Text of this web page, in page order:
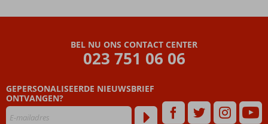
BEL NU ONS CONTACT CENTER
023 751 06 06
GEPERSONALISEERDE NIEUWSBRIEF
ONTVANGEN?